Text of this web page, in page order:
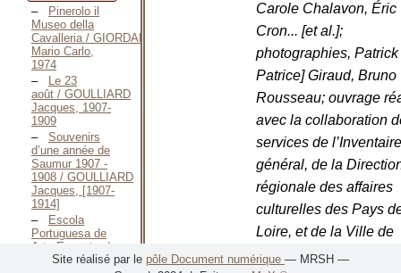
Pinerolo il
Museo della
Cavalleria / GIORDANO
Mario Carlo,
1974
Le 23
août / GOULLIARD
Jacques, 1907-
1909
Souvenirs
d’une année de
Saumur 1907 -
1908 / GOULLIARD
Jacques, [1907-
1914]
Escola
Portuguesa de
Arte Equestre /
Portuguese
Carole Chalavon, Éric
Cron... [et al.];
photographies, Patrick
Patrice] Giraud, Bruno
Rousseau; ouvrage
avec la collaboration
services de l’Inventaire
général, de la
régionale des affaires
culturelles des Pays
Loire, et de la Ville de
Saumur./GARRIGOU
Site réalisé par le pôle Document numérique — MRSH —